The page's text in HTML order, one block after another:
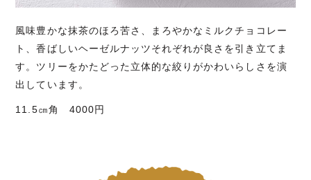
風味豊かな抹茶のほろ苦さ、まろやかなミルクチョコレー
ト、香ばしいヘーゼルナッツそれぞれが良さを引き立てま
す。ツリーをかたどった立体的な絞りがかわいらしさを演
出しています。
11.5㎝角 4000円